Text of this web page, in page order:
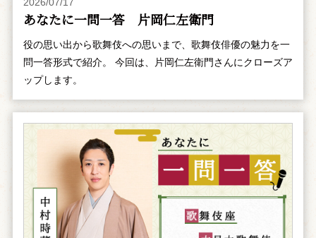
2026/07/17
あなたに一問一答 片岡仁左衛門
役の思い出から歌舞伎への思いまで、歌舞伎俳優の魅力を一
問一答形式で紹介。 今回は、片岡仁左衛門さんにクローズア
ップします。